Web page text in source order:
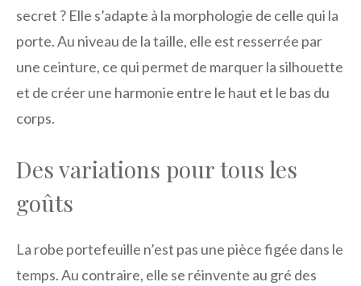
secret ? Elle s’adapte à la morphologie de celle qui la
porte. Au niveau de la taille, elle est resserrée par
une ceinture, ce qui permet de marquer la silhouette
et de créer une harmonie entre le haut et le bas du
corps.
Des variations pour tous les
goûts
La robe portefeuille n’est pas une pièce figée dans le
temps. Au contraire, elle se réinvente au gré des